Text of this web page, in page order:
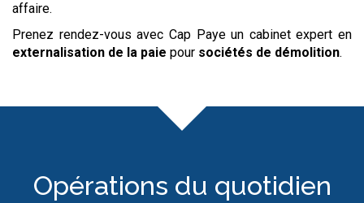
affaire.
Prenez rendez-vous avec Cap Paye un cabinet expert en
externalisation de la paie pour sociétés de démolition.
Opérations du quotidien